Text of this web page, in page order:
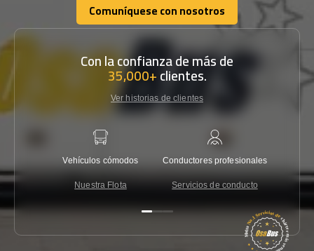
Comuníquese con nosotros
Comuníquese con nosotros
Con la confianza de más de
35,000+clientes.
Ver historias de clientes
Vehículos cómodos
Nuestra Flota
Conductores profesionales
Servicios de conducto